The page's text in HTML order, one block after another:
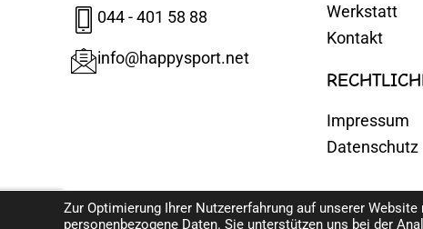
044 - 401 58 88
info@happysport.net
Werkstatt
Kontakt
Impressum
Datenschutz
Zur Optimierung Ihrer Nutzererfahrung auf unserer
personenbezogene Daten. Sie unterstützen uns bei der